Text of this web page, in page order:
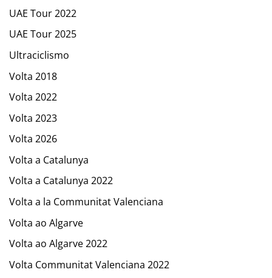
UAE Tour 2022
UAE Tour 2025
Ultraciclismo
Volta 2018
Volta 2022
Volta 2023
Volta 2026
Volta a Catalunya
Volta a Catalunya 2022
Volta a la Communitat Valenciana
Volta ao Algarve
Volta ao Algarve 2022
Volta Communitat Valenciana 2022